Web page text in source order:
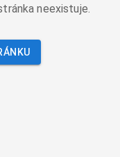
neexistuje.